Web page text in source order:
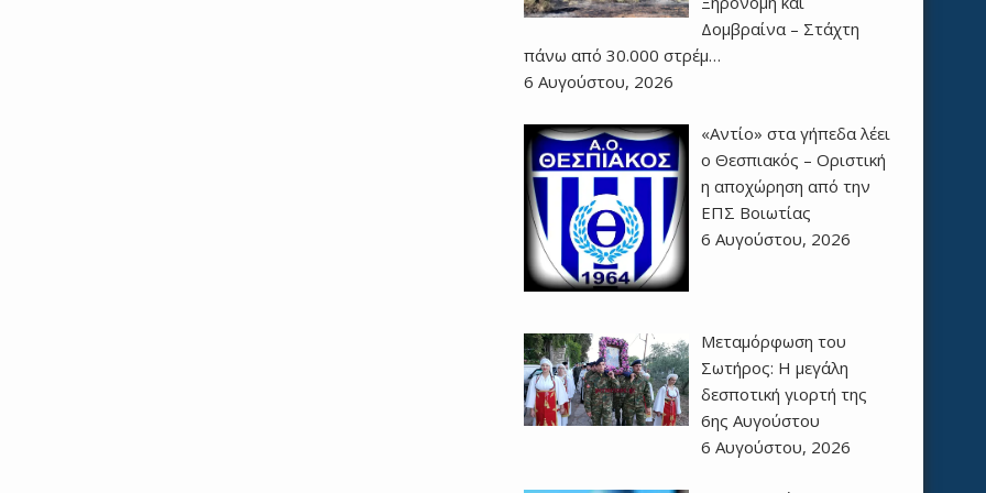
Δομβραίνα – Στάχτη
πάνω από 30.000 στρέμ…
6 Αυγούστου, 2026
«Αντίο» στα γήπεδα λέει
ο Θεσπιακός – Οριστική
η αποχώρηση από την
ΕΠΣ Βοιωτίας
6 Αυγούστου, 2026
Μεταμόρφωση του
Σωτήρος: Η μεγάλη
δεσποτική γιορτή της
6ης Αυγούστου
6 Αυγούστου, 2026